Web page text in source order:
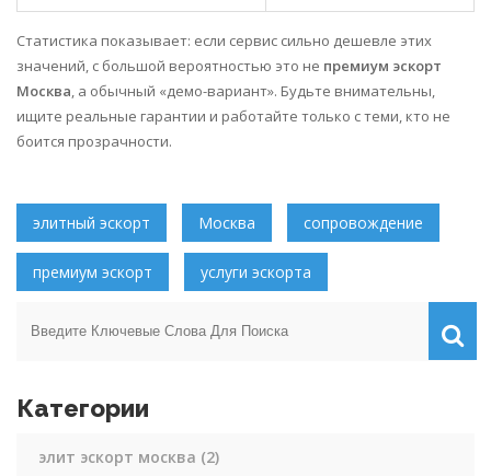
Статистика показывает: если сервис сильно дешевле этих
значений, с большой вероятностью это не премиум эскорт
Москва, а обычный «демо-вариант». Будьте внимательны,
ищите реальные гарантии и работайте только с теми, кто не
боится прозрачности.
элитный эскорт Москва сопровождение
премиум эскорт услуги эскорта
Категории
элит эскорт москва (2)